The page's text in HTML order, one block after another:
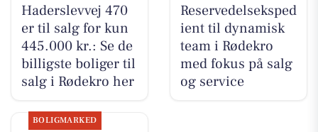
Haderslevvej 470
er til salg for kun
445.000 kr.: Se de
billigste boliger til
salg i Rødekro her
Reservedelseksped
ient til dynamisk
team i Rødekro
med fokus på salg
og service
BOLIGMARKED